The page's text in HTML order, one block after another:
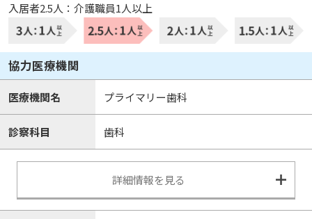
入居者2.5人：介護職員1人以上
協力医療機関
医療機関名 プライマリー歯科
診察科目 歯科
詳細情報を見る